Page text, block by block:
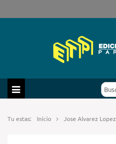
Tu estas: Inicio Jose Alvarez Lopez